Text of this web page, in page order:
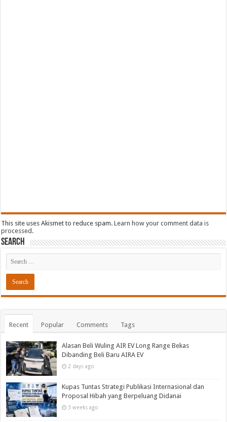
This site uses Akismet to reduce spam.Learn how your comment data is
processed.
Search
Recent Popular Comments Tags
Alasan Beli Wuling AIR EV Long Range Bekas
Dibanding Beli Baru AIRA EV
2 days ago
Kupas Tuntas Strategi Publikasi Internasional dan
Proposal Hibah yang Berpeluang Didanai
3 weeks ago